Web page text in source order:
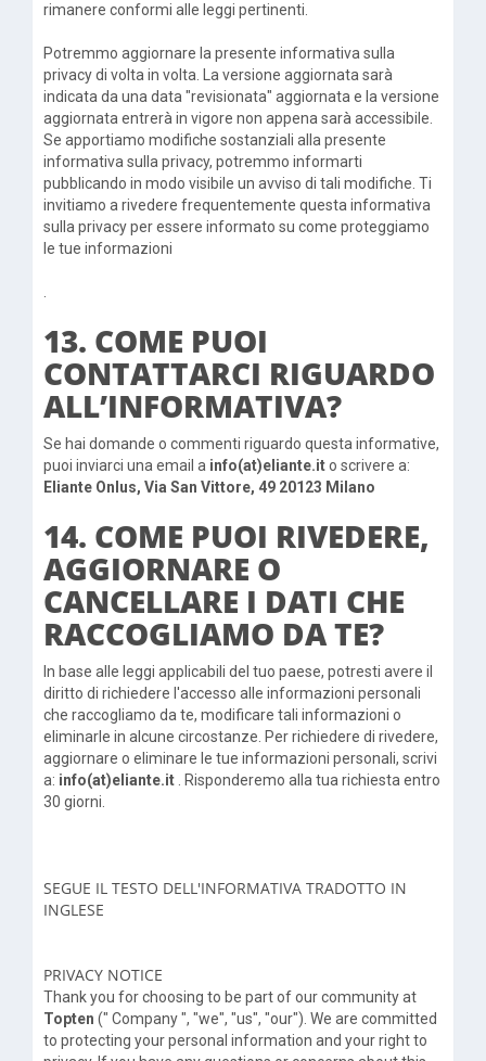
rimanere conformi alle leggi pertinenti.
Potremmo aggiornare la presente informativa sulla
privacy di volta in volta. La versione aggiornata sarà
indicata da una data "revisionata" aggiornata e la versione
aggiornata entrerà in vigore non appena sarà accessibile.
Se apportiamo modifiche sostanziali alla presente
informativa sulla privacy, potremmo informarti
pubblicando in modo visibile un avviso di tali modifiche. Ti
invitiamo a rivedere frequentemente questa informativa
sulla privacy per essere informato su come proteggiamo
le tue informazioni
13. COME PUOI
CONTATTARCI RIGUARDO
ALL’INFORMATIVA?
Se hai domande o commenti riguardo questa informative,
puoi inviarci una email a info(at)eliante.ito scrivere a:
Eliante Onlus, Via San Vittore, 49 20123 Milano
14. COME PUOI RIVEDERE,
AGGIORNARE O
CANCELLARE I DATI CHE
RACCOGLIAMO DA TE?
In base alle leggi applicabili del tuo paese, potresti avere il
diritto di richiedere l'accesso alle informazioni personali
che raccogliamo da te, modificare tali informazioni o
eliminarle in alcune circostanze. Per richiedere di rivedere,
aggiornare o eliminare le tue informazioni personali, scrivi
a: info(at)eliante.it . Risponderemo alla tua richiesta entro
30 giorni.
SEGUE IL TESTO DELL'INFORMATIVA TRADOTTO IN
INGLESE
PRIVACY NOTICE
Thank you for choosing to be part of our community at
Topten (" Company ", "we", "us", "our"). We are committed
to protecting your personal information and your right to